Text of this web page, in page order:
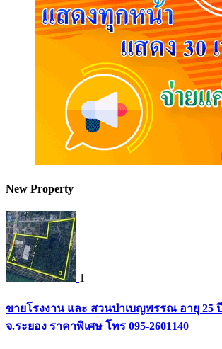
New Property
1
ขายโรงงาน และ สวนป่าเบญพรรณ อายุ 25
จ.ระยอง ราคาพิเศษ โทร 095-2601140